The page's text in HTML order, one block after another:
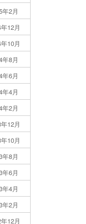
年2月
12月
10月
年8月
年6月
年4月
年2月
12月
10月
年8月
年6月
年4月
年2月
12月